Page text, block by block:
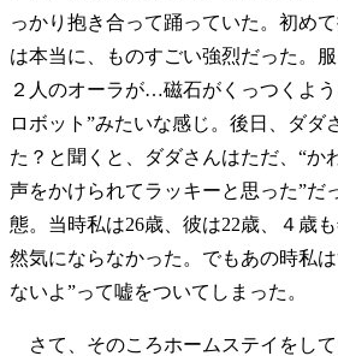
っかり抱き合って踊っていた。初め
は本当に、ものすごい強烈だった。
２人のオーラが…磁石がくっつくよ
ロボット”みたいな感じ。後日、ダダ
た？と聞くと、ダダさんはただ、“か
声をかけられてラッキーと思った”だ
態。当時私は26歳、彼は22歳、４歳
然気にならなかった。でもあの時私
ないよ”って嘘をついてしまった。
さて、そのころホームステイをし